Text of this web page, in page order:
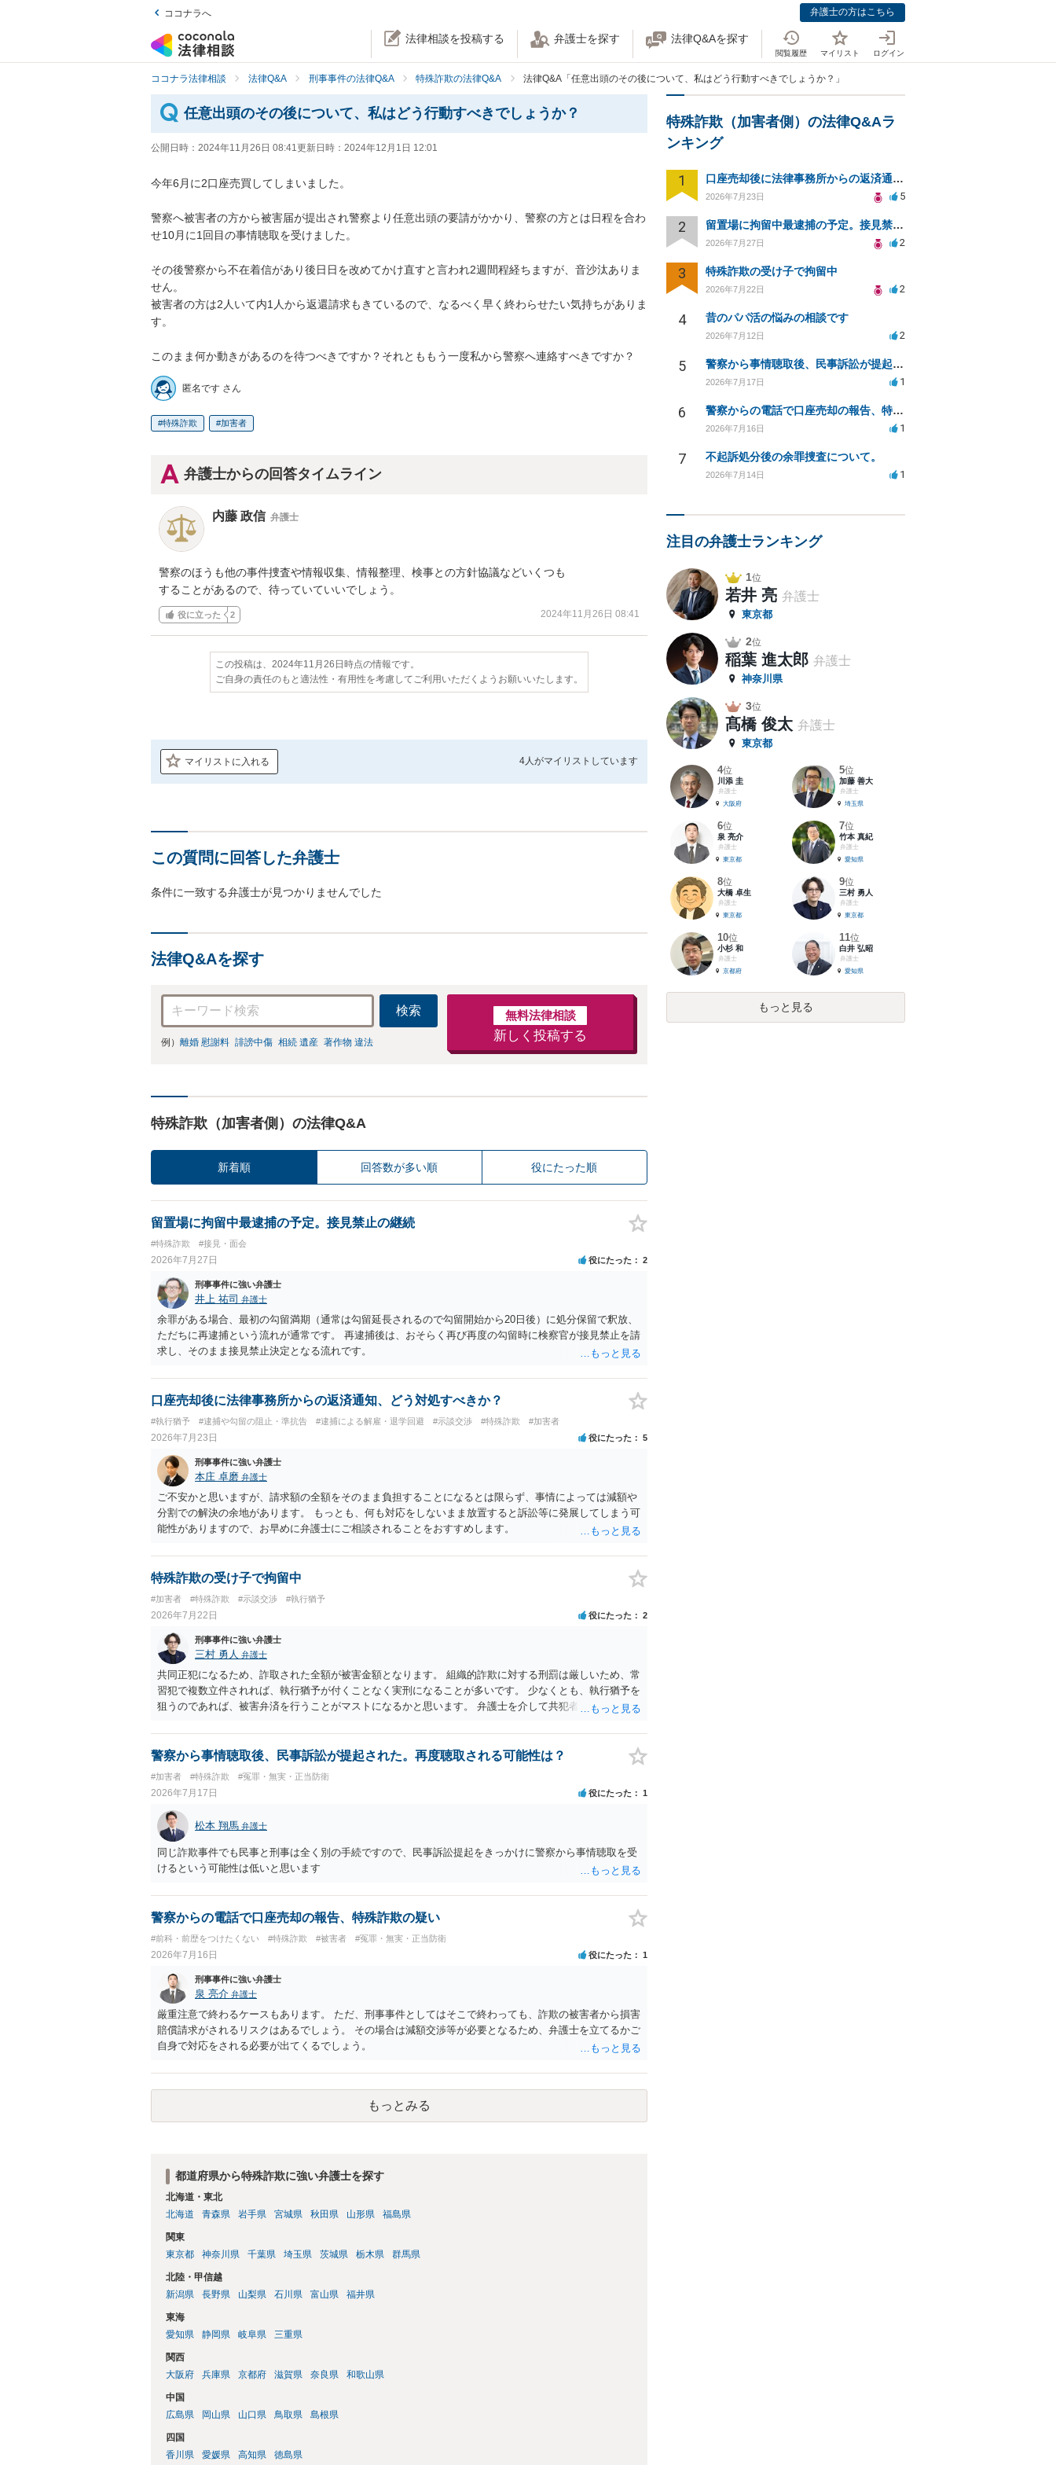
ココナラへ 弁護士の方はこちら
法律相談を投稿する 弁護士を探す 法律Q&Aを探す
閲覧履歴 マイリスト ログイン
ココナラ法律相談 法律Q&A 刑事事件の法律Q&A 特殊詐欺の法律Q&A 法律Q&A「任意出頭のその後について、私はどう行動すべきでしょうか？」
任意出頭のその後について、私はどう行動すべきでしょうか？
公開日時： 2024年11月26日 08:41更新日時： 2024年12月1日 12:01
今年6月に2口座売買してしまいました。
警察へ被害者の方から被害届が提出され警察より任意出頭の要請がかかり、警察の方とは日程を合わ
せ10月に1回目の事情聴取を受けました。
その後警察から不在着信があり後日日を改めてかけ直すと言われ2週間程経ちますが、音沙汰ありま
せん。
被害者の方は2人いて内1人から返還請求もきているので、なるべく早く終わらせたい気持ちがありま
す。
このまま何か動きがあるのを待つべきですか？それとももう一度私から警察へ連絡すべきですか？
匿名です さん
特殊詐欺 加害者
弁護士からの回答タイムライン
内藤 政信 弁護士
警察のほうも他の事件捜査や情報収集、情報整理、検事との方針協議などいくつも
することがあるので、待っていていいでしょう。
役に立った 2 2024年11月26日 08:41
この投稿は、2024年11月26日時点の情報です。
ご自身の責任のもと適法性・有用性を考慮してご利用いただくようお願いいたします。
マイリストに入れる 4人がマイリストしています
この質問に回答した弁護士
条件に一致する弁護士が見つかりませんでした
法律Q&Aを探す
検索
例） 離婚 慰謝料 誹謗中傷 相続 遺産 著作物 違法
無料法律相談
新しく投稿する
特殊詐欺（加害者側）の法律Q&A
新着順 回答数が多い順 役にたった順
留置場に拘留中最逮捕の予定。接見禁止の継続
#特殊詐欺 #接見・面会
2026年7月27日 役にたった 2
刑事事件に強い弁護士
井上 祐司 弁護士
余罪がある場合、最初の勾留満期（通常は勾留延長されるので勾留開始から20日後）に処分保留で釈放、
ただちに再逮捕という流れが通常です。 再逮捕後は、おそらく再び再度の勾留時に検察官が接見禁止を請
求し、そのまま接見禁止決定となる流れです。
口座売却後に法律事務所からの返済通知、どう対処すべきか？
#執行猶予 #逮捕や勾留の阻止・準抗告 #逮捕による解雇・退学回避 #示談交渉 #特殊詐欺 #加害者
2026年7月23日 役にたった 5
刑事事件に強い弁護士
本庄 卓磨 弁護士
ご不安かと思いますが、請求額の全額をそのまま負担することになるとは限らず、事情によっては減額や
分割での解決の余地があります。 もっとも、何も対応をしないまま放置すると訴訟等に発展してしまう可
能性がありますので、お早めに弁護士にご相談されることをおすすめします。
特殊詐欺の受け子で拘留中
#加害者 #特殊詐欺 #示談交渉 #執行猶予
2026年7月22日 役にたった 2
刑事事件に強い弁護士
三村 勇人 弁護士
共同正犯になるため、詐取された全額が被害金額となります。 組織的詐欺に対する刑罰は厳しいため、常
習犯で複数立件されれば、執行猶予が付くことなく実刑になることが多いです。 少なくとも、執行猶予を
狙うのであれば、被害弁済を行うことがマストになるかと思います。 弁護士を介して共犯者数人で被害弁
別具体的な事情により異なります。 弁護方針により、結果が変わるため、刑事事件に精通している弁護人
を選任されることをお勧めいたします。
警察から事情聴取後、民事訴訟が提起された。再度聴取される可能性は？
#加害者 #特殊詐欺 #冤罪・無実・正当防衛
2026年7月17日 役にたった 1
松本 翔馬 弁護士
同じ詐欺事件でも民事と刑事は全く別の手続ですので、民事訴訟提起をきっかけに警察から事情聴取を受
けるという可能性は低いと思います
警察からの電話で口座売却の報告、特殊詐欺の疑い
#前科・前歴をつけたくない #特殊詐欺 #被害者 #冤罪・無実・正当防衛
2026年7月16日 役にたった 1
刑事事件に強い弁護士
泉 亮介 弁護士
厳重注意で終わるケースもあります。 ただ、刑事事件としてはそこで終わっても、詐欺の被害者から損害
賠償請求がされるリスクはあるでしょう。 その場合は減額交渉等が必要となるため、弁護士を立てるかご
自身で対応をされる必要が出てくるでしょう。
もっとみる
都道府県から特殊詐欺に強い弁護士を探す
北海道・東北
北海道
青森県 岩手県 宮城県 秋田県 山形県 福島県
関東
東京都
神奈川県 千葉県 埼玉県 茨城県 栃木県 群馬県
北陸・甲信越
新潟県
長野県 山梨県 石川県 富山県 福井県
東海
愛知県
静岡県 岐阜県 三重県
関西
大阪府
兵庫県 京都府 滋賀県 奈良県 和歌山県
中国
広島県
岡山県 山口県 鳥取県 島根県
四国
香川県
愛媛県 高知県 徳島県
特殊詐欺（加害者側）の法律Q&Aラ
ンキング
1 口座売却後に法律事務所からの返済通知、どう対処すべきか？
2026年7月23日 5
2 留置場に拘留中最逮捕の予定。接見禁止の継続
2026年7月27日 2
3 特殊詐欺の受け子で拘留中
2026年7月22日 2
4 昔のパパ活の悩みの相談です
2026年7月12日 2
5 警察から事情聴取後、民事訴訟が提起された。再度聴取される可能性は？
2026年7月17日 1
6 警察からの電話で口座売却の報告、特殊詐欺の疑い
2026年7月16日 1
7 不起訴処分後の余罪捜査について。
2026年7月14日 1
注目の弁護士ランキング
1位
若井 亮 弁護士
東京都
2位
稲葉 進太郎 弁護士
神奈川県
3位
髙橋 俊太 弁護士
東京都
4位
川添 圭
弁護士
大阪府
5位
加藤 善大
弁護士
埼玉県
6位
泉 亮介
弁護士
東京都
7位
竹本 真紀
弁護士
愛知県
8位
大橋 卓生
弁護士
東京都
9位
三村 勇人
弁護士
東京都
10位
小杉 和
弁護士
京都府
11位
白井 弘昭
弁護士
愛知県
もっと見る